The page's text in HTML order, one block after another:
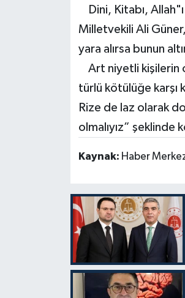
Dini, Kitabı,
Milletvekili Ali
yara alırsa bunun
Art niyetli kişilerin
türlü kötülüğe karşı
Rize de laz olarak
olmalıyız” şeklinde
Kaynak: Haber